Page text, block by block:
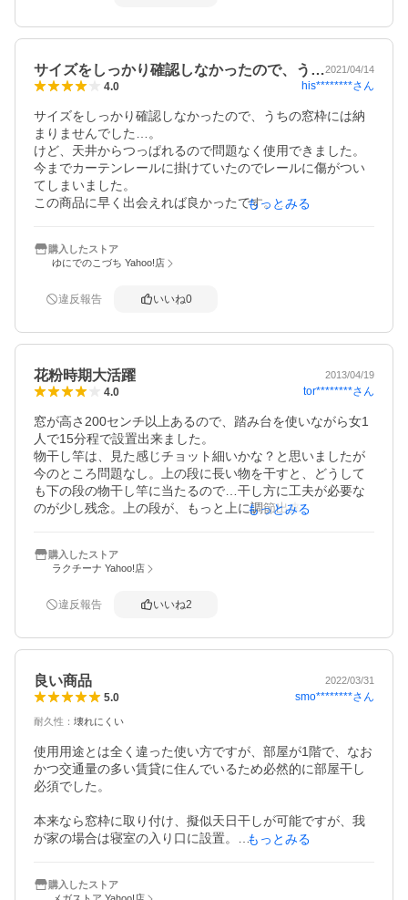
サイズをしっかり確認しなかったので、う…2021/04/14
4.0 his********さん
サイズをしっかり確認しなかったので、うちの窓枠には納
まりませんでした…。
けど、天井からつっぱれるので問題なく使用できました。
今までカーテンレールに掛けていたのでレールに傷がつい
てしまいました。
この商品に早く出会えれば良かったです。
3人家族の洗濯物で2人は大きいサイズですが干しきれてい
ます。
愛犬がイタズラしてしまう可能性もあるからなので、使い
もっとみる
購入したストア
ゆにでのこづち Yahoo!店
違反報告 いいね0
花粉時期大活躍 2013/04/19
4.0 tor********さん
窓が高さ200センチ以上あるので、踏み台を使いながら女1
人で15分程で設置出来ました。
物干し竿は、見た感じチョット細いかな？と思いましたが
今のところ問題なし。上の段に長い物を干すと、どうして
も下の段の物干し竿に当たるので…干し方に工夫が必要な
のが少し残念。上の段が、もっと上に調節出来たら星5つ！
が来るときは、困っちゃうけど、洗濯物干してない時はカ
ーテンに隠れるのでOK。
もっとみる
購入したストア
ラクチーナ Yahoo!店
違反報告 いいね2
良い商品 2022/03/31
5.0 smo********さん
耐久性 ： 壊れにくい
使用用途とは全く違った使い方ですが、部屋が1階で、なお
かつ交通量の多い賃貸に住んでいるため必然的に部屋干し
必須でした。
本来なら窓枠に取り付け、擬似天日干しが可能ですが、我
が家の場合は寝室の入り口に設置。
かなりの量を干すことが出来ます。
もっとみる
購入したストア